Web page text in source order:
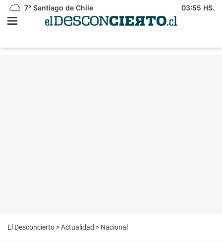
7° Santiago de Chile 03:55 HS.
El Desconcierto >Actualidad > Nacional